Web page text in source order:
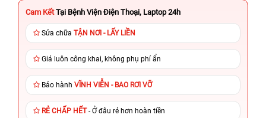
Cam Kết Tại Bệnh Viện Điện Thoại, Laptop 24h
Sửa chữa TẬN NƠI - LẤY LIỀN
Giá luôn công khai, không phụ phí ẩn
Bảo hành VĨNH VIỄN - BAO RƠI VỠ
RẺ CHẤP HẾT- Ở đâu rẻ hơn hoàn tiền